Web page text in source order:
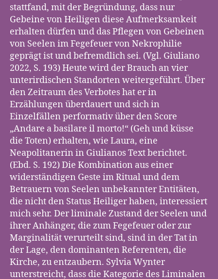
stattfand, mit der Begründung, dass nur
Gebeine von Heiligen diese Aufmerksamkeit
erhalten dürfen und das Pflegen von Gebeinen
von Seelen im Fegefeuer von Nekrophilie
geprägt ist und befremdlich sei. (Vgl. Giuliano
2022, S. 193) Heute wird der Brauch an vier
unterirdischen Standorten weitergeführt. Über
den Zeitraum des Verbotes hat er in
Erzählungen überdauert und sich in
Einzelfällen performativ über den Score
„Andare a basilare il morto!“ (Geh und küsse
die Toten) erhalten, wie Laura, eine
Neapolitanerin in Giulianos Text berichtet.
(Ebd. S. 192) Die Kombination aus einer
widerständigen Geste im Ritual und dem
Betrauern von Seelen unbekannter Entitäten,
die nicht den Status Heiliger haben, interessiert
mich sehr. Der liminale Zustand der Seelen und
ihrer Anhänger, die zum Fegefeuer oder zur
Marginalität verurteilt sind, sind in der Tat in
der Lage, den dominanten Referenten, die
Kirche, zu entzaubern. Sylvia Wynter
unterstreicht, dass die Kategorie des Liminalen